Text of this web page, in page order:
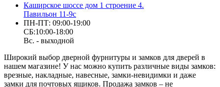
Каширское шоссе дом 1 строение 4.
Павильон 11-9с
ПН-ПТ: 09:00-19:00
СБ:10:00-18:00
Вс. - выходной
Широкий выбор дверной фурнитуры и замков для дверей в
нашем магазине! У нас можно купить различные виды замков:
врезные, накладные, навесные, замки-невидимки и даже
замки для почтовых ящиков. Продажа замков – не